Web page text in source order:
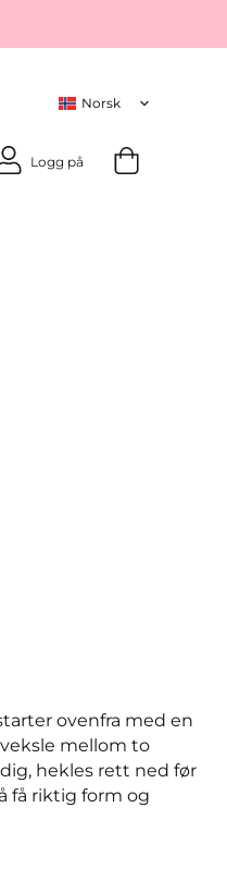
Logg på
ovenfra med en
mellom to
hekles rett ned før
få riktig form og